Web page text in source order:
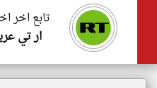
تابع اخر
ار تي